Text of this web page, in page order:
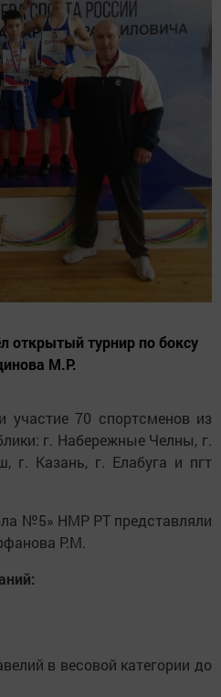
открытый турнир по боксу
М.Р.
участие 70 спортсменов из
г. Набережные Челны, г.
г. Казань, г. Елабуга и пгт
№5» НМР РТ представляли
Р.М.
в весовой категории до